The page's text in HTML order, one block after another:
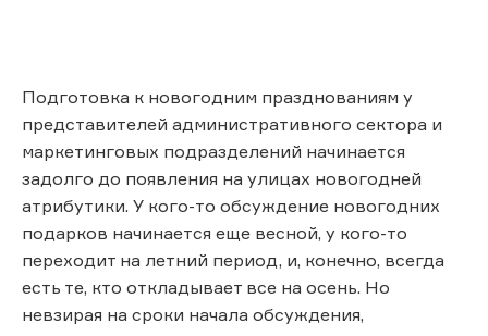
Подготовка к новогодним празднованиям у
представителей административного сектора и
маркетинговых подразделений начинается
задолго до появления на улицах новогодней
атрибутики. У кого-то обсуждение новогодних
подарков начинается еще весной, у кого-то
переходит на летний период, и, конечно, всегда
есть те, кто откладывает все на осень. Но
невзирая на сроки начала обсуждения,